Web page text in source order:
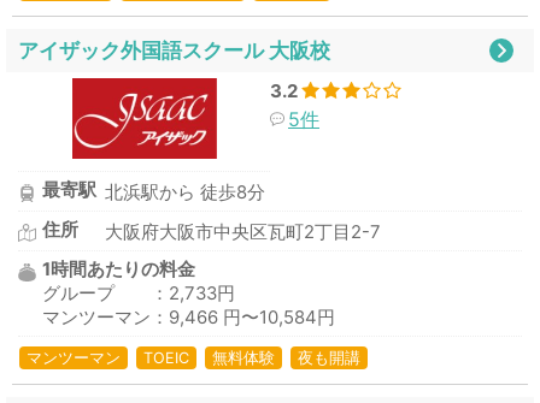
アイザック外国語スクール 大阪校
3.2
5件
最寄駅 北浜駅から 徒歩8分
住所
大阪府大阪市中央区瓦町2丁目2-7
1時間あたりの料金
グループ ：2,733円
マンツーマン：9,466 円〜10,584円
マンツーマン TOEIC 無料体験 夜も開講